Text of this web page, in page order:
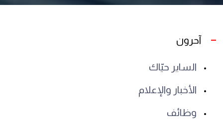
آحرون
الساير حيّاك
الأخبار والإعلام
وظائف